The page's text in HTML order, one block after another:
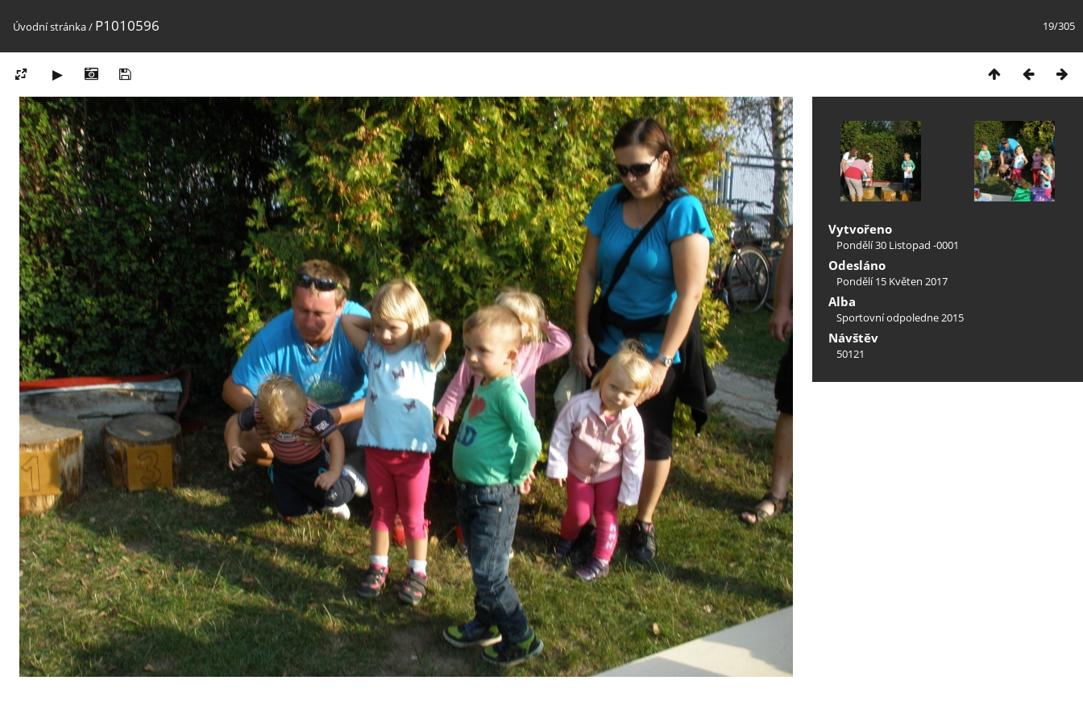
19/305
Úvodní stránka/ P1010596
Vytvořeno
Pondělí 30 Listopad -0001
Odesláno
Pondělí 15 Květen 2017
Alba
Sportovní odpoledne 2015
Návštěv
50121